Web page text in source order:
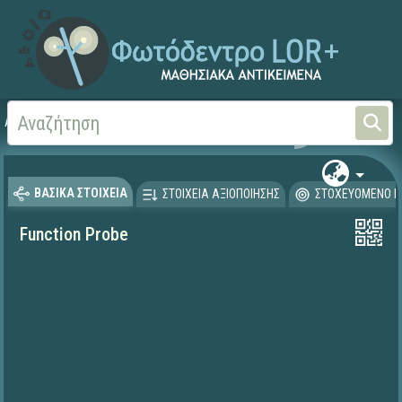
Αρχική ΕΡΓΑ ΙΤΥΕ 1996-2008
ΒΑΣΙΚΑ ΣΤΟΙΧΕΙΑ ΣΤΟΙΧΕΙΑ ΑΞΙΟΠΟΙΗΣΗΣ ΣΤΟΧΕΥΟΜΕΝΟ
Function Probe